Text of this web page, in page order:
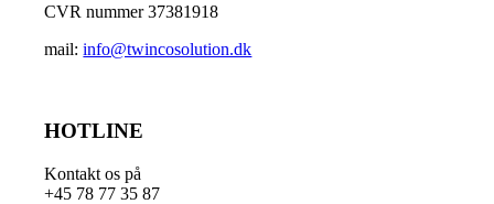
CVR nummer 37381918
mail:info@twincosolution.dk
HOTLINE
Kontakt os på
+45 78 77 35 87